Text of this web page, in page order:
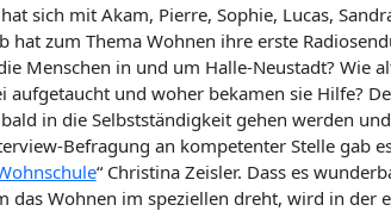
sich mit Akam, Pierre, Sophie, Lucas,
hat zum Thema Wohnen ihre erste
Menschen in und um Halle-Neustadt? Wie
und woher bekamen sie Hilfe?
in die Selbstständigkeit gehen werden
Befragung an kompetenter Stelle gab
“ Christina Zeisler. Dass es
Wohnen im speziellen dreht, wird in der